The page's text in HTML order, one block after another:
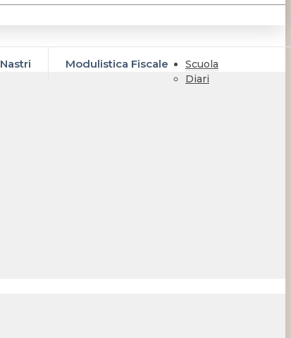
Nastri Modulistica Fiscale
Scuola
Diari